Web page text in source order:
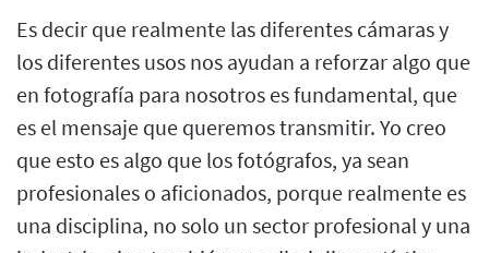
Es decir que realmente las diferentes cámaras y
los diferentes usos nos ayudan a reforzar algo que
en fotografía para nosotros es fundamental, que
es el mensaje que queremos transmitir. Yo creo
que esto es algo que los fotógrafos, ya sean
profesionales o aficionados, porque realmente es
una disciplina, no solo un sector profesional y una